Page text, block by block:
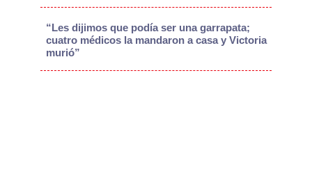
“Les dijimos que podía ser una garrapata;
cuatro médicos la mandaron a casa y Victoria
murió”